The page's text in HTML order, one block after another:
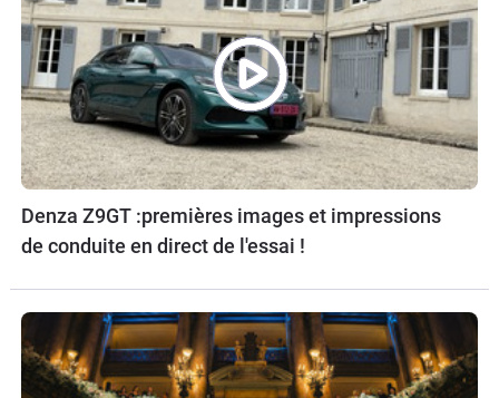
Denza Z9GT :premières images et impressions
de conduite en direct de l'essai !